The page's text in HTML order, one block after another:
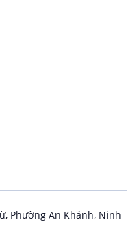
Phường An Khánh, Ninh